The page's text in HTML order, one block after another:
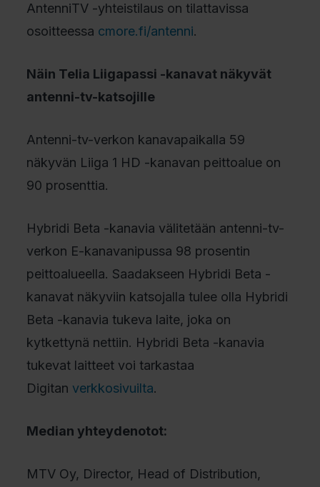
AntenniTV -yhteistilaus on tilattavissa
osoitteessa cmore.fi/antenni.
Näin Telia Liigapassi -kanavat näkyvät
antenni-tv-katsojille
Antenni-tv-verkon kanavapaikalla 59
näkyvän Liiga 1 HD -kanavan peittoalue on
90 prosenttia.
Hybridi Beta -kanavia välitetään antenni-tv-
verkon E-kanavanipussa 98 prosentin
peittoalueella. Saadakseen Hybridi Beta -
kanavat näkyviin katsojalla tulee olla Hybridi
Beta -kanavia tukeva laite, joka on
kytkettynä nettiin. Hybridi Beta -kanavia
tukevat laitteet voi tarkastaa
Digitan verkkosivuilta.
Median yhteydenotot:
MTV Oy, Director, Head of Distribution,